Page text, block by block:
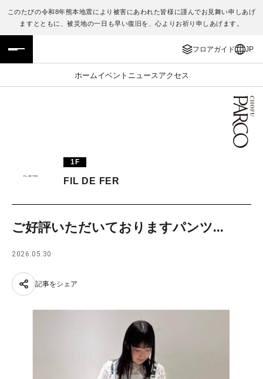
このたびの令和8年熊本地震により被害にあわれた皆様に謹んでお見舞い申しあげ
ますとともに、被災地の一日も早い復旧を、心よりお祈り申しあげます。
フロアガイド JP
ホームイベント ニュース アクセス
フロアガイド
施設案内・アクセス
TAX FREE
ENGLISH
繁体字
日本語
1F
FIL DE FER
ご好評いただいておりますパンツ...
2026.05.30
記事をシェア